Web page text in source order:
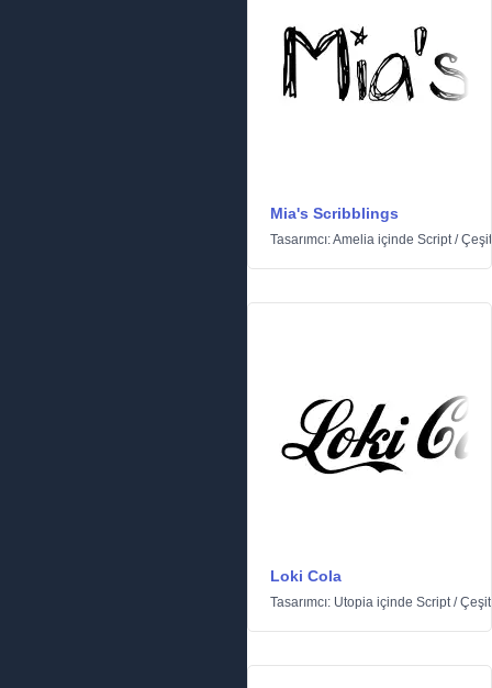
Mia's Scribblings
Tasarımcı:Amelia içinde Script/
Loki Cola
Tasarımcı: Utopia içinde Script/